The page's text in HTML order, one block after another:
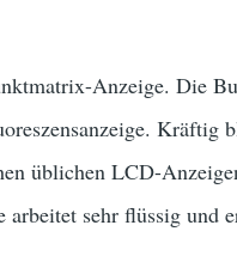
Anzeige. Die
Kräftig
üblichen LCD-
sehr flüssig und